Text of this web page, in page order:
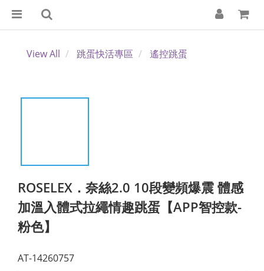
View All 跳蛋快活專區 遙控跳蛋
ROSELEX．奈絲2.0 10段變頻爆震 體感
加溫入體式拉繩情趣跳蛋【APP智控款-
粉色】
AT-14260757